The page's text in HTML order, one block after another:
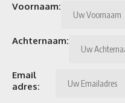
Voornaam:
Achternaam:
Email
adres: